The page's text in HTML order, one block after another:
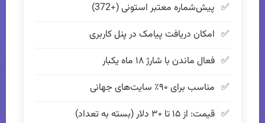
پیش‌شماره معتبر استونی (+372)
امکان دریافت پیامک در پنل کاربری
فعال ماندن با شارژ ۱۸ ماه یکبار
مناسب برای ۹۰٪ سایت‌های جهانی
قیمت: از ۱۵ تا ۳۰ دلار (بسته به تعداد)